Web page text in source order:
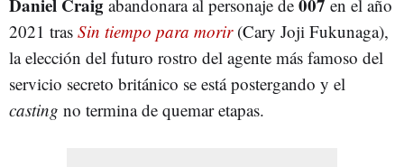
Daniel Craig abandonara al personaje de 007 en el año
2021 tras Sin tiempo para morir(Cary Joji Fukunaga),
la elección del futuro rostro del agente más famoso del
servicio secreto británico se está postergando y el
casting no termina de quemar etapas.